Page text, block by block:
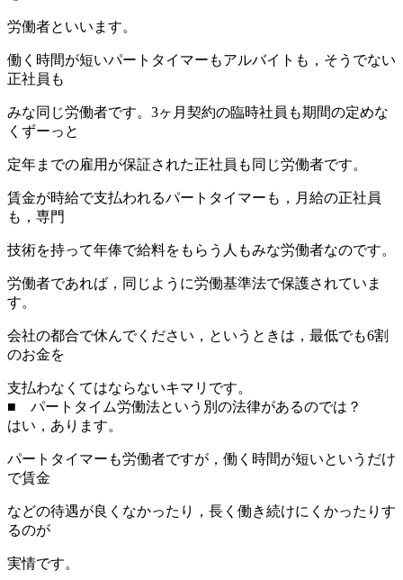
労働者といいます。
働く時間が短いパートタイマーもアルバイトも，そうでない
正社員も
みな同じ労働者です。3ヶ月契約の臨時社員も期間の定めな
くずーっと
定年までの雇用が保証された正社員も同じ労働者です。
賃金が時給で支払われるパートタイマーも，月給の正社員
も，専門
技術を持って年俸で給料をもらう人もみな労働者なのです。
労働者であれば，同じように労働基準法で保護されていま
す。
会社の都合で休んでください，というときは，最低でも6割
のお金を
支払わなくてはならないキマリです。
■ パートタイム労働法という別の法律があるのでは？
はい，あります。
パートタイマーも労働者ですが，働く時間が短いというだけ
で賃金
などの待遇が良くなかったり，長く働き続けにくかったりす
るのが
実情です。